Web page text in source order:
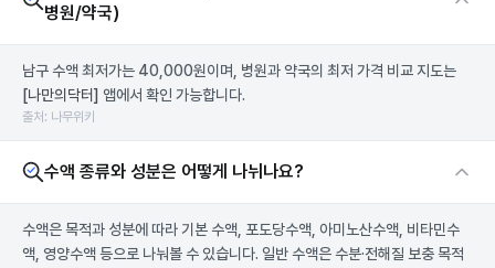
병원/약국)
남구 수액 최저가는 40,000원이며, 병원과 약국의 최저 가격 비교 지도는
[나만의닥터] 앱에서 확인 가능합니다.
출처: 나무위키
수액 종류와 성분은 어떻게 나뉘나요?
수액은 목적과 성분에 따라 기본 수액, 포도당수액, 아미노산수액, 비타민수
액, 영양수액 등으로 나눠볼 수 있습니다. 일반 수액은 수분·전해질 보충 목적